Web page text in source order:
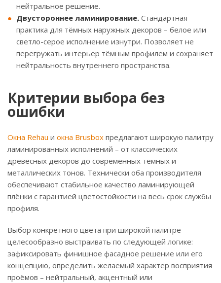
нейтральное решение.
Двустороннее ламинирование. Стандартная
практика для тёмных наружных декоров – белое или
светло-серое исполнение изнутри. Позволяет не
перегружать интерьер тёмным профилем и сохраняет
нейтральность внутреннего пространства.
Критерии выбора без
ошибки
Окна Rehau и окна Brusbox предлагают широкую палитру
ламинированных исполнений – от классических
древесных декоров до современных тёмных и
металлических тонов. Технически оба производителя
обеспечивают стабильное качество ламинирующей
плёнки с гарантией цветостойкости на весь срок службы
профиля.
Выбор конкретного цвета при широкой палитре
целесообразно выстраивать по следующей логике:
зафиксировать финишное фасадное решение или его
концепцию, определить желаемый характер восприятия
проёмов – нейтральный, акцентный или